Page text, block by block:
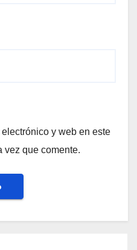
y web en este
vez que comente.